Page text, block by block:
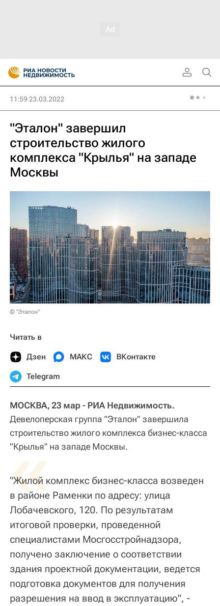
11:59 23.03.2022
"Эталон" завершил
строительство жилого
комплекса "Крылья" на западе
Москвы
© "Эталон"
Читать в
Дзен МАКС ВКонтакте
Telegram
МОСКВА, 23 мар - РИА Недвижимость.
Девелоперская группа "Эталон" завершила
строительство жилого комплекса бизнес-класса
"Крылья" на западе Москвы.
«
"Жилой комплекс бизнес-класса возведен
в районе Раменки по адресу: улица
Лобачевского, 120. По результатам
итоговой проверки, проведенной
специалистами Мосгосстройнадзора,
получено заключение о соответствии
здания проектной документации, ведется
подготовка документов для получения
разрешения на ввод в эксплуатацию", -